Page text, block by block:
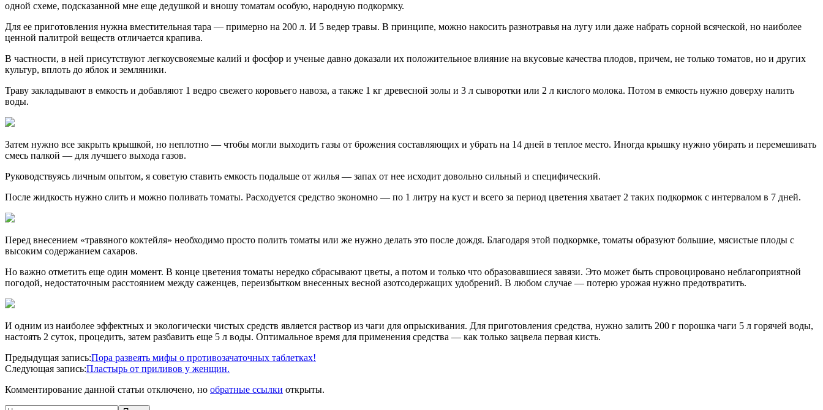
одной схеме, подсказанной мне еще дедушкой и вношу томатам особую, народную подкормку.
Для ее приготовления нужна вместительная тара — примерно на 200 л. И 5 ведер травы. В принципе, можно накосить разнотравья на лугу или даже набрать сорной всяческой, но наиболее
ценной палитрой веществ отличается крапива.
В частности, в ней присутствуют легкоусвояемые калий и фосфор и ученые давно доказали их положительное влияние на вкусовые качества плодов, причем, не только томатов, но и других
культур, вплоть до яблок и земляники.
Траву закладывают в емкость и добавляют 1 ведро свежего коровьего навоза, а также 1 кг древесной золы и 3 л сыворотки или 2 л кислого молока. Потом в емкость нужно доверху налить
воды.
Затем нужно все закрыть крышкой, но неплотно — чтобы могли выходить газы от брожения составляющих и убрать на 14 дней в теплое место. Иногда крышку нужно убирать и перемешивать
смесь палкой — для лучшего выхода газов.
Руководствуясь личным опытом, я советую ставить емкость подальше от жилья — запах от нее исходит довольно сильный и специфический.
После жидкость нужно слить и можно поливать томаты. Расходуется средство экономно — по 1 литру на куст и всего за период цветения хватает 2 таких подкормок с интервалом в 7 дней.
Перед внесением «травяного коктейля» необходимо просто полить томаты или же нужно делать это после дождя. Благодаря этой подкормке, томаты образуют большие, мясистые плоды с
высоким содержанием сахаров.
Но важно отметить еще один момент. В конце цветения томаты нередко сбрасывают цветы, а потом и только что образовавшиеся завязи. Это может быть спровоцировано неблагоприятной
погодой, недостаточным расстоянием между саженцев, переизбытком внесенных весной азотсодержащих удобрений. В любом случае — потерю урожая нужно предотвратить.
И одним из наиболее эффектных и экологически чистых средств является раствор из чаги для опрыскивания. Для приготовления средства, нужно залить 200 г порошка чаги 5 л горячей воды,
настоять 2 суток, процедить, затем разбавить еще 5 л воды. Оптимальное время для применения средства — как только зацвела первая кисть.
2020-
07-
Предыдущая запись:Пора развеять мифы о противозачаточных таблетках!
Следующая запись:Пластырь от приливов у женщин.
Комментирование данной статьи отключено, но обратные ссылки открыты.